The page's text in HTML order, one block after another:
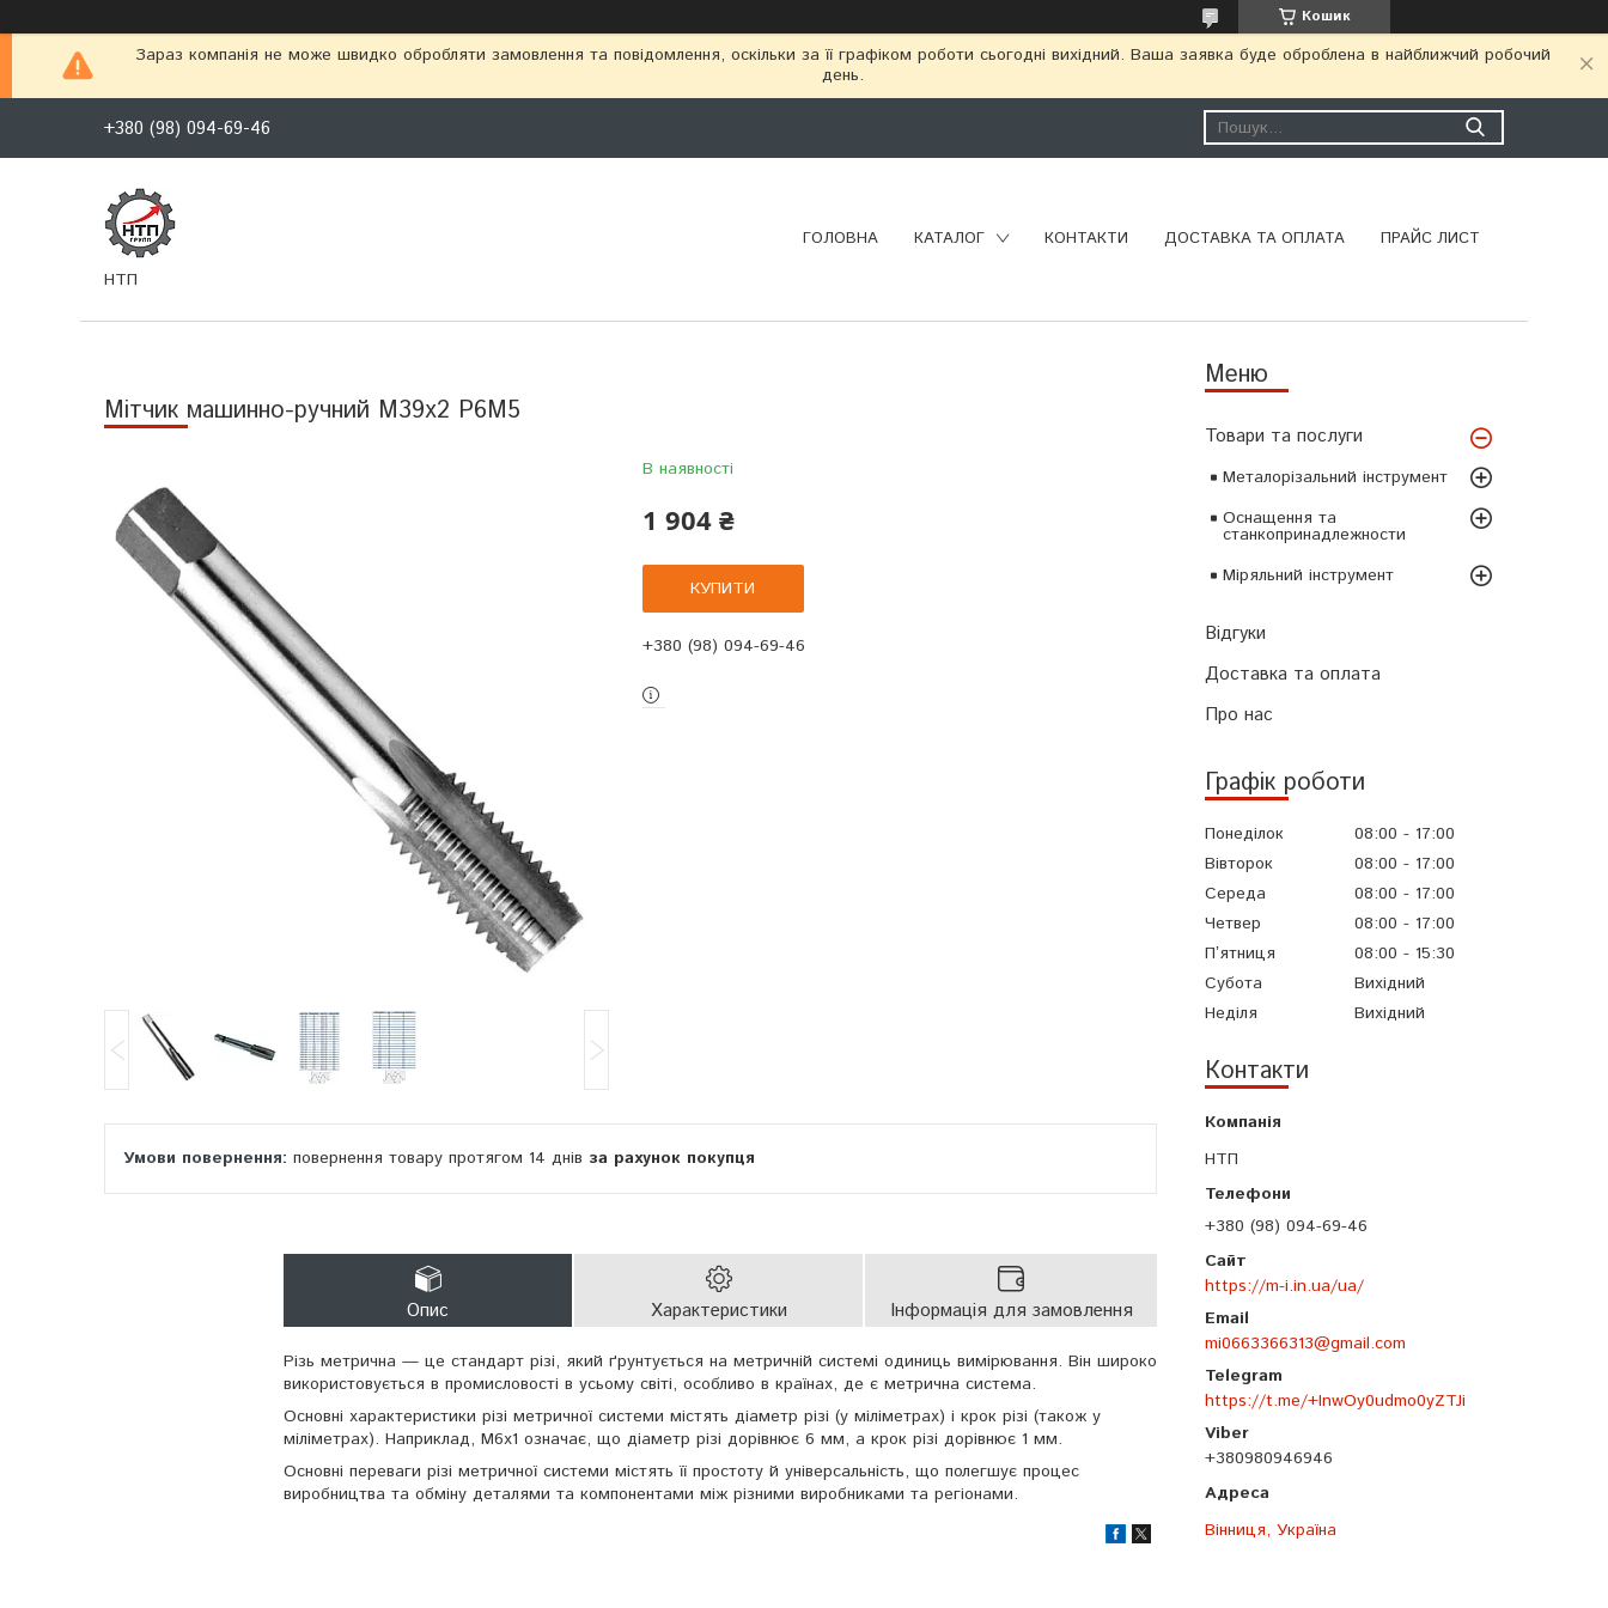
Кошик
Зараз компанія не може швидко обробляти замовлення та повідомлення, оскільки за її графіком роботи сьогодні вихідний. Ваша заявка буде оброблена в найближчий робочий
день.
+380 (98) 094-69-46
НТП
ГОЛОВНА КАТАЛОГ КОНТАКТИ ДОСТАВКА ТА ОПЛАТА ПРАЙС ЛИСТ
Товари та послуги
Металорізальний інструмент
Оснащення та
станкопринадлежности
Міряльний інструмент
Відгуки
Доставка та оплата
Про нас
Графік роботи
Понеділок 08:00
17:00
Вівторок
08:00
17:00
Середа
08:00
17:00
Четвер
08:00
17:00
Пʼятниця
08:00
15:30
Субота
Вихідний
Неділя
Вихідний
Контакти
НТП
+380 (98) 094-69-46
https://m-i.in.ua/ua/
mi0663366313@gmail.com
https://t.me/+InwOy0udmo0yZTJi
+380980946946
Вінниця, Україна
Мітчик машинно-ручний М39х2 Р6М5
В наявності
1 904 ₴
КУПИТИ
+380 (98) 094-69-46
повернення товару протягом 14 днів за рахунок покупця
Опис Характеристики Інформація для замовлення
Різь метрична — це стандарт різі, який ґрунтується на метричній системі одиниць вимірювання. Він широко
використовується в промисловості в усьому світі, особливо в країнах, де є метрична система.
Основні характеристики різі метричної системи містять діаметр різі (у міліметрах) і крок різі (також у
міліметрах). Наприклад, M6x1 означає, що діаметр різі дорівнює 6 мм, а крок різі дорівнює 1 мм.
Основні переваги різі метричної системи містять її простоту й універсальність, що полегшує процес
виробництва та обміну деталями та компонентами між різними виробниками та регіонами.